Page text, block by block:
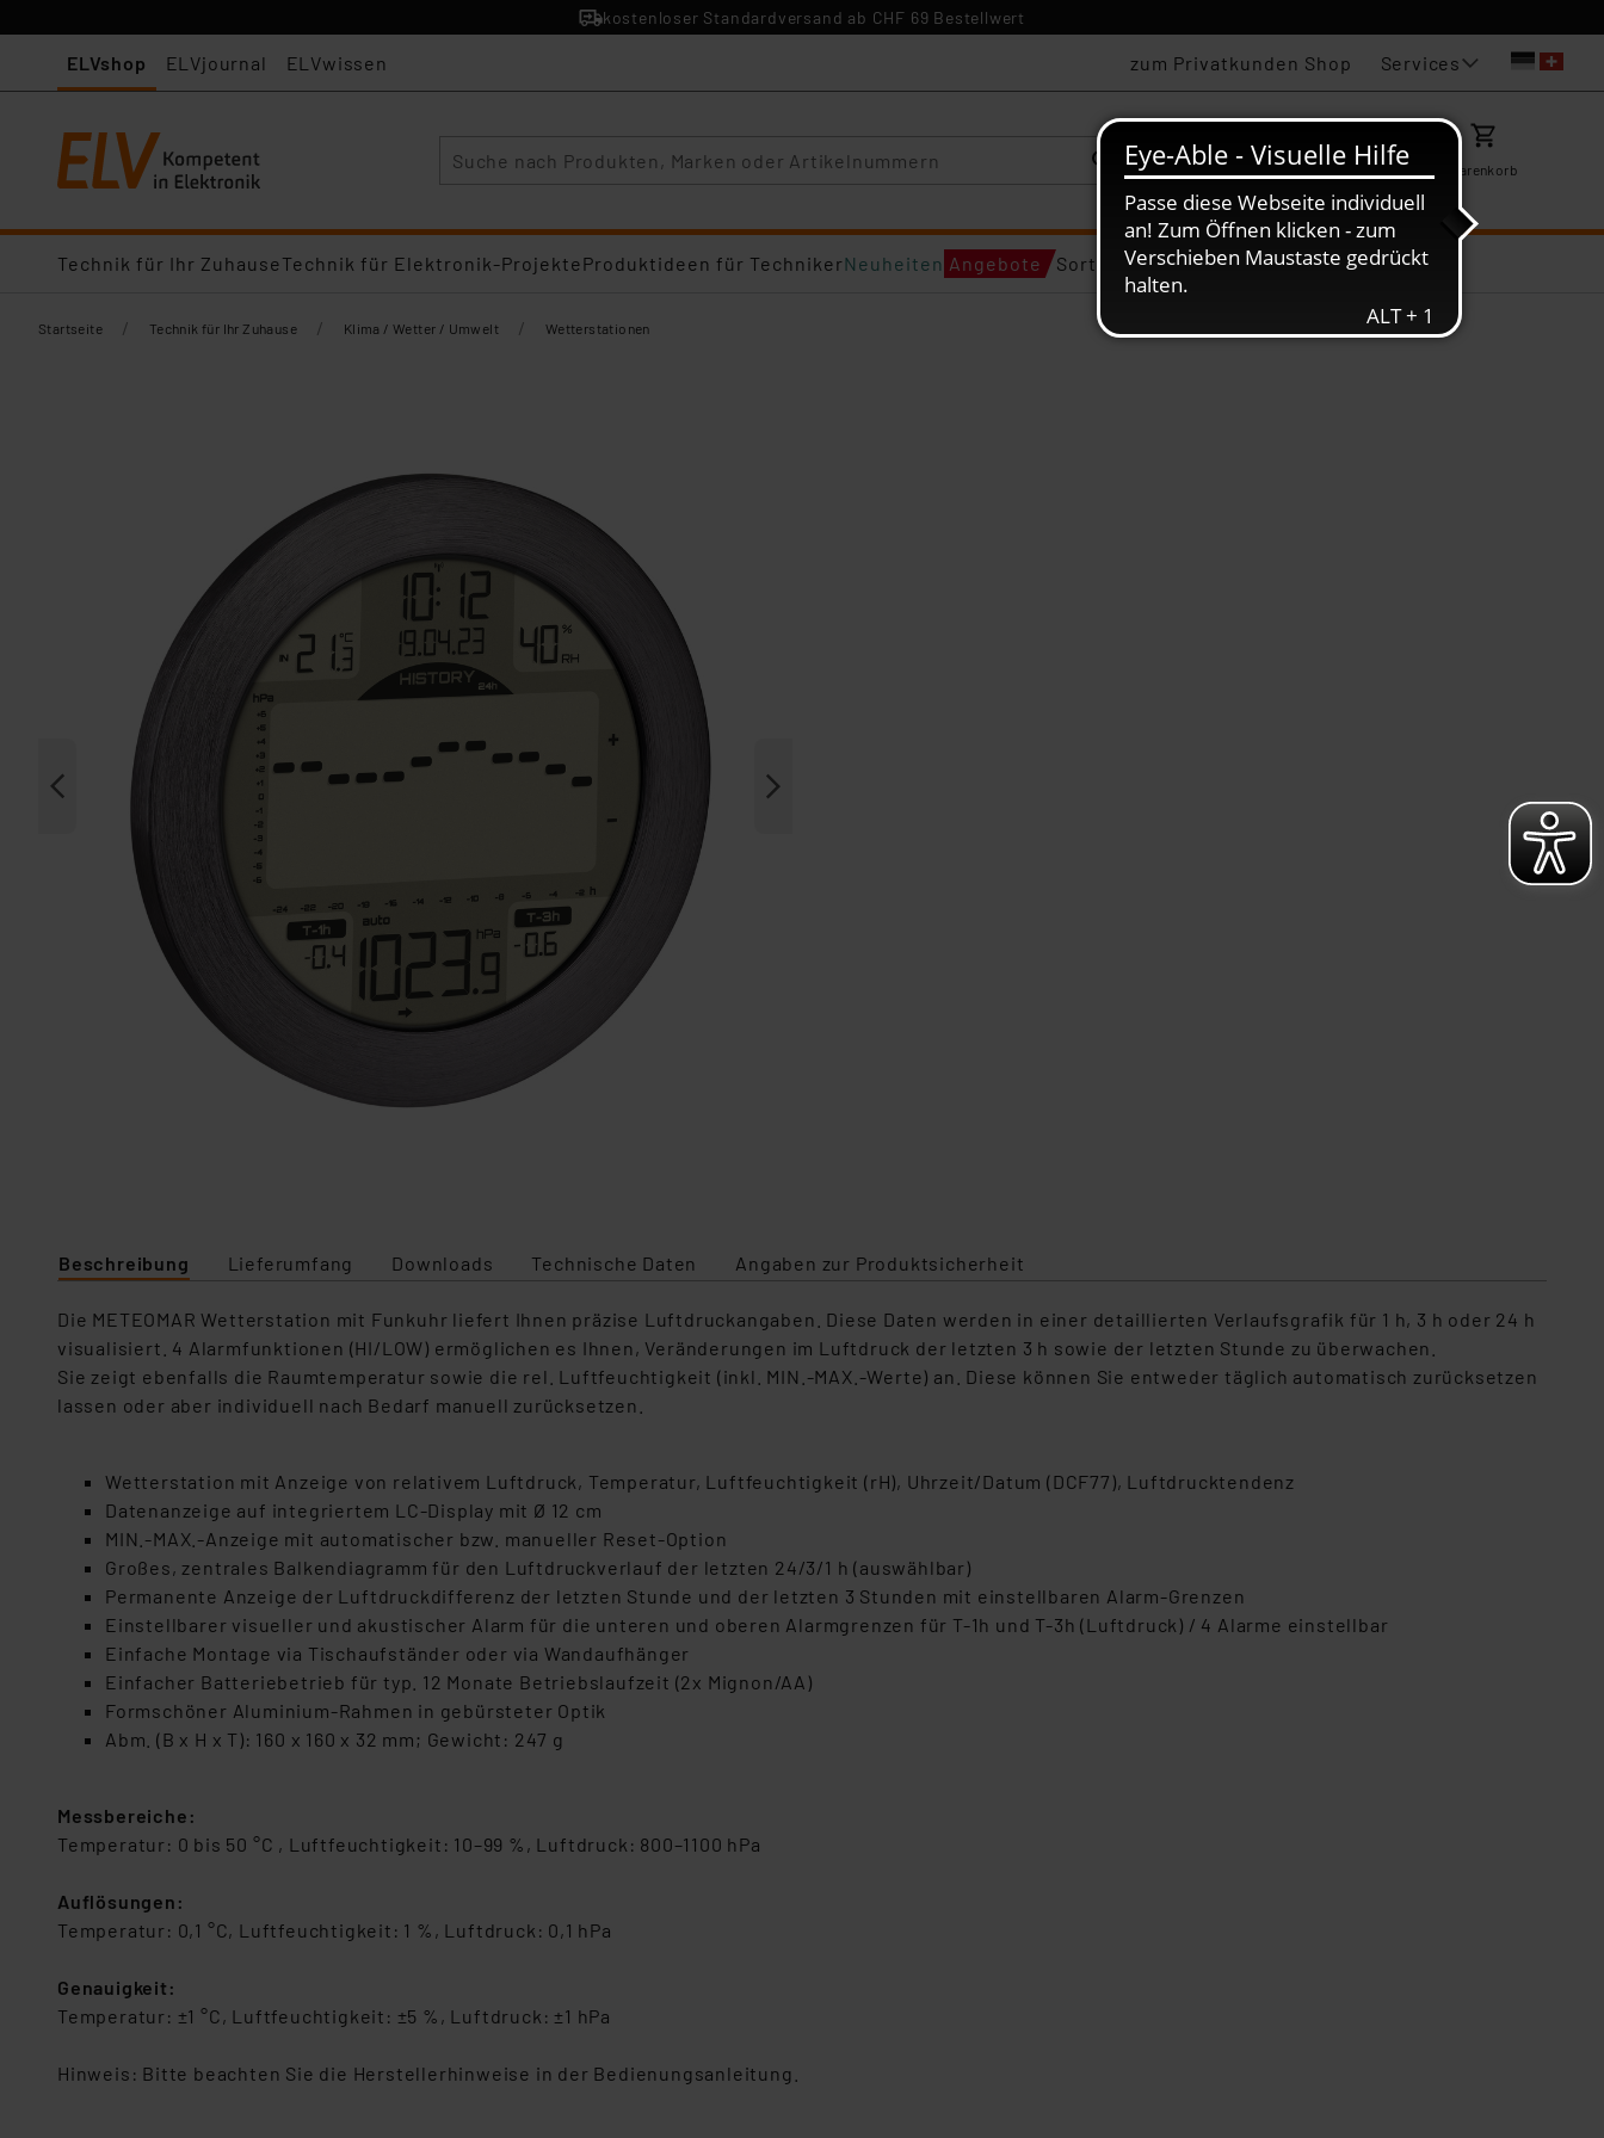
kostenloser Standardversand ab CHF 69 Bestellwert
ELVshop ELVjournal ELVwissen zum Privatkunden Shop Services
KarriereMein ELV Merkzettel Warenkorb
Technik für Ihr ZuhauseTechnik für Elektronik-ProjekteProduktideen für TechnikerNeuheiten Angebote Sortiments-Deals
Startseite / Technik für Ihr Zuhause / Klima / Wetter / Umwelt / Wetterstationen
Beschreibung Lieferumfang Downloads Technische Daten Angaben zur Produktsicherheit
Die METEOMAR Wetterstation mit Funkuhr liefert Ihnen präzise Luftdruckangaben. Diese Daten werden in einer detaillierten Verlaufsgrafik für 1 h, 3 h oder 24 h
visualisiert. 4 Alarmfunktionen (HI/LOW) ermöglichen es Ihnen, Veränderungen im Luftdruck der letzten 3 h sowie der letzten Stunde zu überwachen.
Sie zeigt ebenfalls die Raumtemperatur sowie die rel. Luftfeuchtigkeit (inkl. MIN.-MAX.-Werte) an. Diese können Sie entweder täglich automatisch zurücksetzen
lassen oder aber individuell nach Bedarf manuell zurücksetzen.
Wetterstation mit Anzeige von relativem Luftdruck, Temperatur, Luftfeuchtigkeit (rH), Uhrzeit/Datum (DCF77), Luftdrucktendenz
Datenanzeige auf integriertem LC-Display mit Ø 12 cm
MIN.-MAX.-Anzeige mit automatischer bzw. manueller Reset-Option
Großes, zentrales Balkendiagramm für den Luftdruckverlauf der letzten 24/3/1 h (auswählbar)
Permanente Anzeige der Luftdruckdifferenz der letzten Stunde und der letzten 3 Stunden mit einstellbaren Alarm-Grenzen
Einstellbarer visueller und akustischer Alarm für die unteren und oberen Alarmgrenzen für T-1h und T-3h (Luftdruck) / 4 Alarme einstellbar
Einfache Montage via Tischaufständer oder via Wandaufhänger
Einfacher Batteriebetrieb für typ. 12 Monate Betriebslaufzeit (2x Mignon/AA)
Formschöner Aluminium-Rahmen in gebürsteter Optik
Abm. (B x H x T): 160 x 160 x 32 mm; Gewicht: 247 g
Messbereiche:
Temperatur: 0 bis 50 °C , Luftfeuchtigkeit: 10–99 %, Luftdruck: 800–1100 hPa
Auflösungen:
Temperatur: 0,1 °C, Luftfeuchtigkeit: 1 %, Luftdruck: 0,1 hPa
Genauigkeit:
Temperatur: ±1 °C, Luftfeuchtigkeit: ±5 %, Luftdruck: ±1 hPa
Hinweis: Bitte beachten Sie die Herstellerhinweise in der Bedienungsanleitung.